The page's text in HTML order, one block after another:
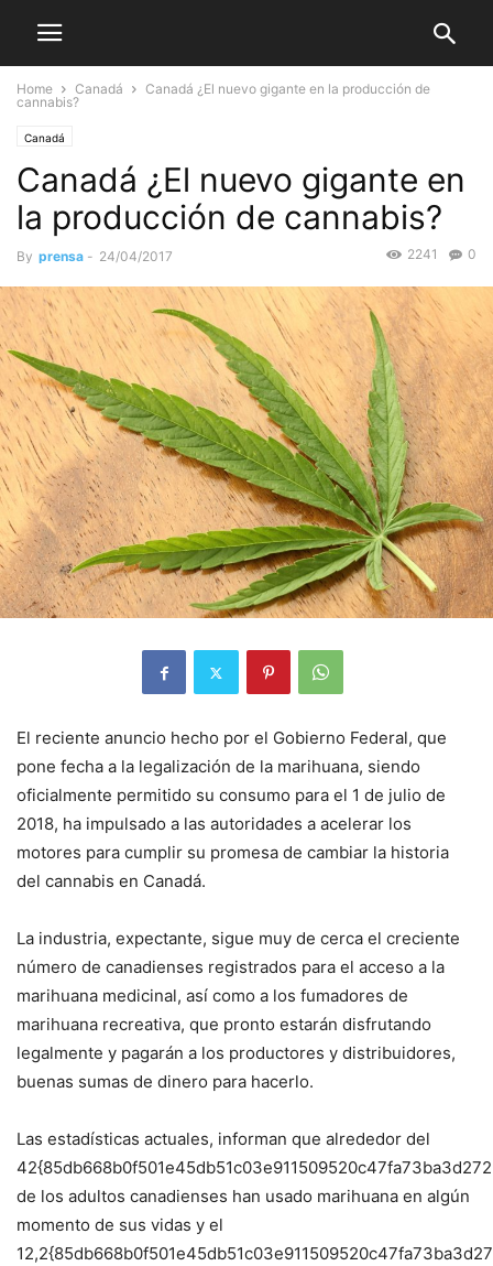
Home Canadá
Canadá ¿El nuevo gigante en la producción de
cannabis?
Canadá
Canadá ¿El nuevo gigante en
la producción de cannabis?
By prensa - 24/04/2017 0
2241
El reciente anuncio hecho por el Gobierno Federal, que
pone fecha a la legalización de la marihuana, siendo
oficialmente permitido su consumo para el 1 de julio de
2018, ha impulsado a las autoridades a acelerar los
motores para cumplir su promesa de cambiar la historia
del cannabis en Canadá.
La industria, expectante, sigue muy de cerca el creciente
número de canadienses registrados para el acceso a la
marihuana medicinal, así como a los fumadores de
marihuana recreativa, que pronto estarán disfrutando
legalmente y pagarán a los productores y distribuidores,
buenas sumas de dinero para hacerlo.
Las estadísticas actuales, informan que alrededor del
de los adultos canadienses han usado marihuana en algún
momento de sus vidas y el